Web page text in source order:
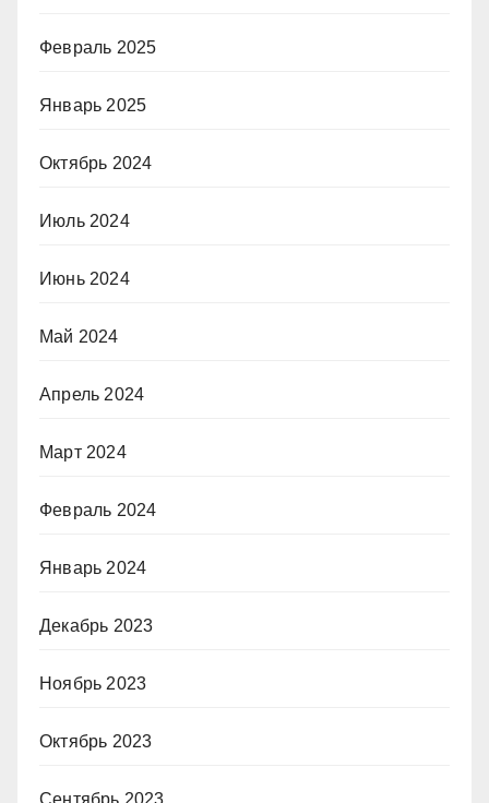
Февраль 2025
Январь 2025
Октябрь 2024
Июль 2024
Июнь 2024
Май 2024
Апрель 2024
Март 2024
Февраль 2024
Январь 2024
Декабрь 2023
Ноябрь 2023
Октябрь 2023
Сентябрь 2023